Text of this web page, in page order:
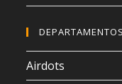
DEPARTAMENTOS
Airdots